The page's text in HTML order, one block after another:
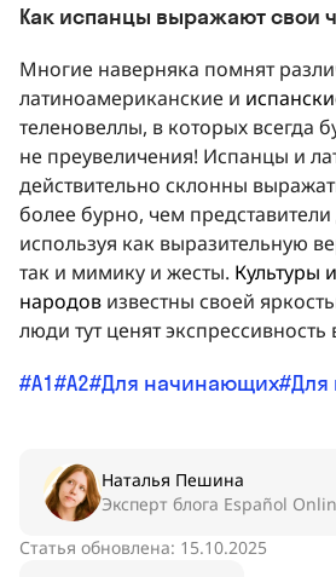
Как испанцы выражают свои
Многие наверняка помнят
латиноамериканские и
теленовеллы, в которых всегда
не преувеличения! Испанцы и
действительно склонны
более бурно, чем представители
используя как выразительную
так и мимику и жесты. Культуры
народов известны своей
люди тут ценят
A1 A2 Для начинающих
Статья обновлена: 15.10.2025
Наталья Пешина
Эксперт блога Español